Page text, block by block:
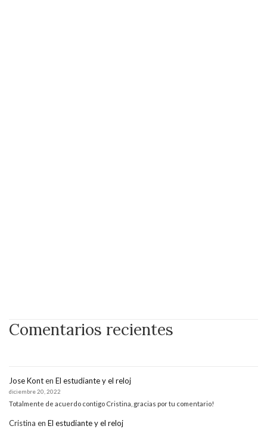
Comentarios recientes
Jose Konten El estudiante y el reloj
diciembre 20, 2022
Totalmente de acuerdo contigo Cristina, gracias por tu comentario!
Cristina en El estudiante y el reloj